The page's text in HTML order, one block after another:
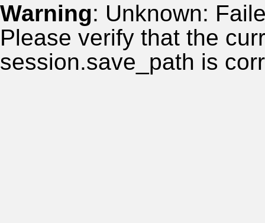
Warning: Unknown:
Please verify that the
session.save_path is